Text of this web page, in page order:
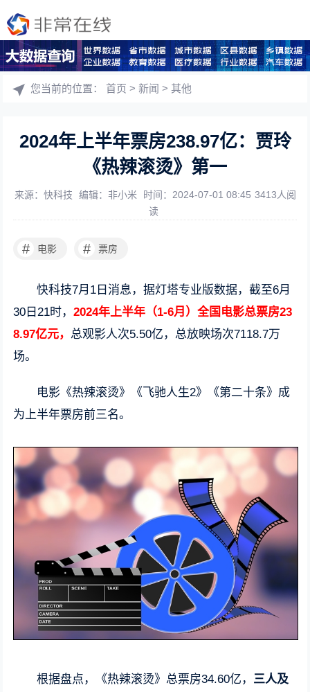
您当前的位置：首页 >新闻 >其他
2024年上半年票房238.97亿：贾玲
《热辣滚烫》第一
来源：快科技 编辑：非小米 时间：2024-07-01 08:45 3413人阅
读
# 电影 # 票房
快科技7月1日消息，据灯塔专业版数据，截至6月
30日21时，2024年上半年（1-6月）全国电影总票房23
8.97亿元， 总观影人次5.50亿，总放映场次7118.7万
场。
电影《热辣滚烫》《飞驰人生2》《第二十条》成
为上半年票房前三名。
根据盘点，《热辣滚烫》总票房34.60亿， 三人及